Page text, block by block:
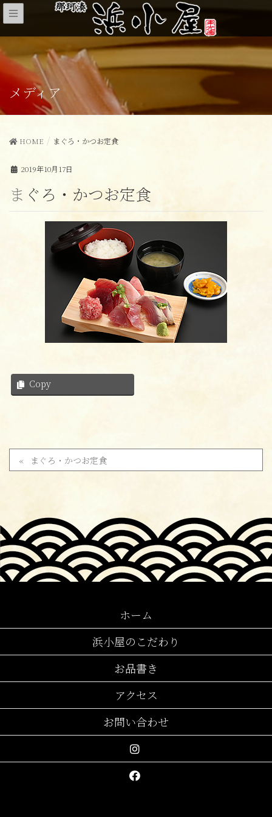
メディア
HOME まぐろ・かつお定食
2019年10月17日
まぐろ・かつお定食
Copy
まぐろ・かつお定食
ホーム
浜小屋のこだわり
お品書き
アクセス
お問い合わせ